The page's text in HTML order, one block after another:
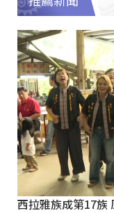
西拉雅族成第17族